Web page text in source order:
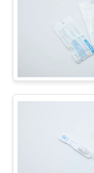
DU
SITE
PRIVACY